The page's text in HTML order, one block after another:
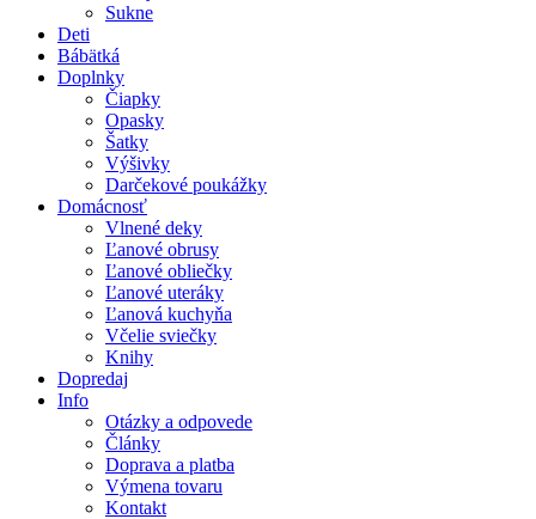
Sukne
Deti
Bábätká
Doplnky
Čiapky
Opasky
Šatky
Výšivky
Darčekové poukážky
Domácnosť
Vlnené deky
Ľanové obrusy
Ľanové obliečky
Ľanové uteráky
Ľanová kuchyňa
Včelie sviečky
Knihy
Dopredaj
Info
Otázky a odpovede
Články
Doprava a platba
Výmena tovaru
Kontakt